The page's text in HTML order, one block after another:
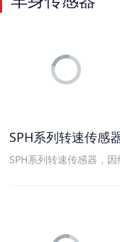
SPH系列转速传感
SPH系列转速传感器，